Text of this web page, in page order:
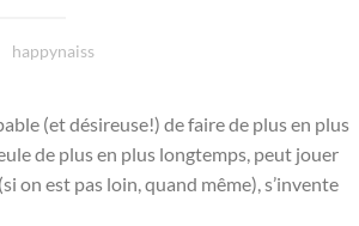
happynaiss
(et désireuse!) de faire de plus en plus
de plus en plus longtemps, peut jouer
on est pas loin, quand même), s’invente